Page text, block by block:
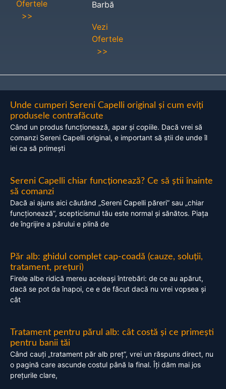
Ofertele
>>
Barbă
Vezi
Ofertele
>>
Unde cumperi Sereni Capelli original și cum eviți
produsele contrafăcute
Când un produs funcționează, apar și copiile. Dacă vrei să
comanzi Sereni Capelli original, e important să știi de unde îl
iei ca să primești
Sereni Capelli chiar funcționează? Ce să știi înainte
să comanzi
Dacă ai ajuns aici căutând „Sereni Capelli păreri” sau „chiar
funcționează”, scepticismul tău este normal și sănătos. Piața
de îngrijire a părului e plină de
Păr alb: ghidul complet cap-coadă (cauze, soluții,
tratament, prețuri)
Firele albe ridică mereu aceleași întrebări: de ce au apărut,
dacă se pot da înapoi, ce e de făcut dacă nu vrei vopsea și
cât
Tratament pentru părul alb: cât costă și ce primești
pentru banii tăi
Când cauți „tratament păr alb preț”, vrei un răspuns direct, nu
o pagină care ascunde costul până la final. Îți dăm mai jos
prețurile clare,